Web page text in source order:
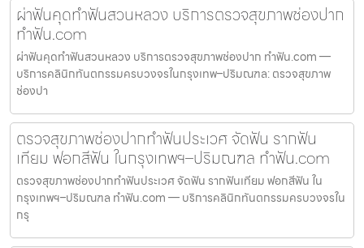
ผ่าฟันคุดทำฟันสวนหลวง บริการตรวจสุขภาพช่องปาก
ทำฟัน.com
ผ่าฟันคุดทำฟันสวนหลวง บริการตรวจสุขภาพช่องปาก ทำฟัน.com —
บริการคลินิกทันตกรรมครบวงจรในกรุงเทพ–ปริมณฑล: ตรวจสุขภาพ
ช่องปา
ตรวจสุขภาพช่องปากทำฟันประเวศ จัดฟัน รากฟัน
เทียม ฟอกสีฟัน ในกรุงเทพฯ–ปริมณฑล ทำฟัน.com
ตรวจสุขภาพช่องปากทำฟันประเวศ จัดฟัน รากฟันเทียม ฟอกสีฟัน ใน
กรุงเทพฯ–ปริมณฑล ทำฟัน.com — บริการคลินิกทันตกรรมครบวงจรใน
กรุ